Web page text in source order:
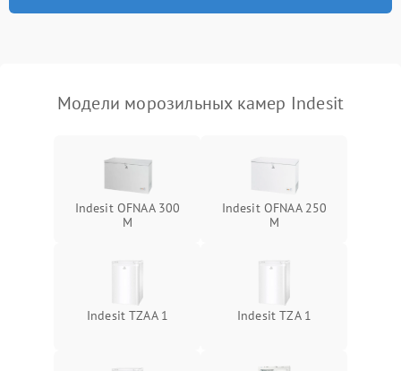
Модели морозильных камер Indesit
Indesit OFNAA 300
M
Indesit OFNAA 250
M
Indesit TZAA 1 Indesit TZA 1